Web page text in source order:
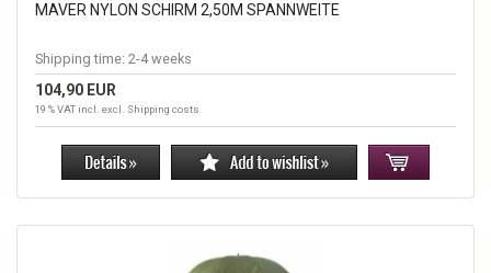
MAVER NYLON SCHIRM 2,50M SPANNWEITE
Shipping time: 2-4 weeks
104,90 EUR
19 % VAT incl. excl. Shipping costs